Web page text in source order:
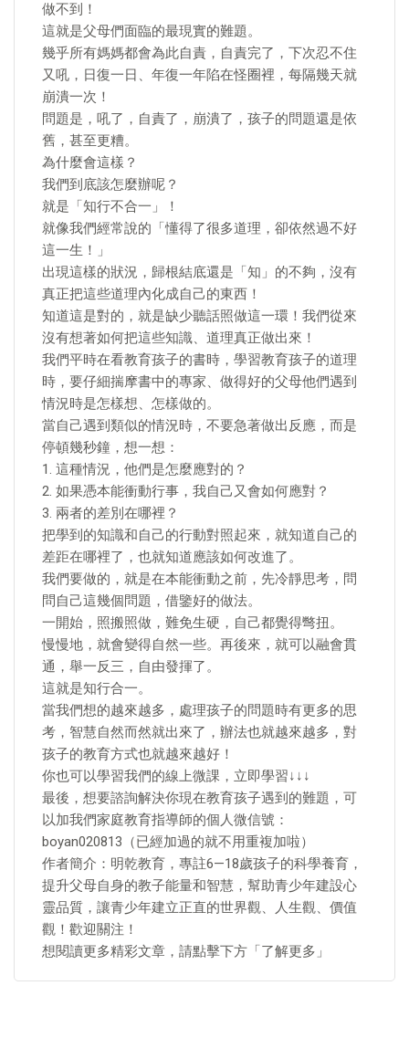
做不到！
這就是父母們面臨的最現實的難題。
幾乎所有媽媽都會為此自責，自責完了，下次忍不住
又吼，日復一日、年復一年陷在怪圈裡，每隔幾天就
崩潰一次！
問題是，吼了，自責了，崩潰了，孩子的問題還是依
舊，甚至更糟。
為什麼會這樣？
我們到底該怎麼辦呢？
就是「知行不合一」！
就像我們經常說的「懂得了很多道理，卻依然過不好
這一生！」
出現這樣的狀況，歸根結底還是「知」的不夠，沒有
真正把這些道理內化成自己的東西！
知道這是對的，就是缺少聽話照做這一環！我們從來
沒有想著如何把這些知識、道理真正做出來！
我們平時在看教育孩子的書時，學習教育孩子的道理
時，要仔細揣摩書中的專家、做得好的父母他們遇到
情況時是怎樣想、怎樣做的。
當自己遇到類似的情況時，不要急著做出反應，而是
停頓幾秒鐘，想一想：
1. 這種情況，他們是怎麼應對的？
2. 如果憑本能衝動行事，我自己又會如何應對？
3. 兩者的差別在哪裡？
把學到的知識和自己的行動對照起來，就知道自己的
差距在哪裡了，也就知道應該如何改進了。
我們要做的，就是在本能衝動之前，先冷靜思考，問
問自己這幾個問題，借鑒好的做法。
一開始，照搬照做，難免生硬，自己都覺得彆扭。
慢慢地，就會變得自然一些。再後來，就可以融會貫
通，舉一反三，自由發揮了。
這就是知行合一。
當我們想的越來越多，處理孩子的問題時有更多的思
考，智慧自然而然就出來了，辦法也就越來越多，對
孩子的教育方式也就越來越好！
你也可以學習我們的線上微課，立即學習↓↓↓
最後，想要諮詢解決你現在教育孩子遇到的難題，可
以加我們家庭教育指導師的個人微信號：
boyan020813（已經加過的就不用重複加啦）
作者簡介：明乾教育，專註6—18歲孩子的科學養育，
提升父母自身的教子能量和智慧，幫助青少年建設心
靈品質，讓青少年建立正直的世界觀、人生觀、價值
觀！歡迎關注！
想閱讀更多精彩文章，請點擊下方「了解更多」